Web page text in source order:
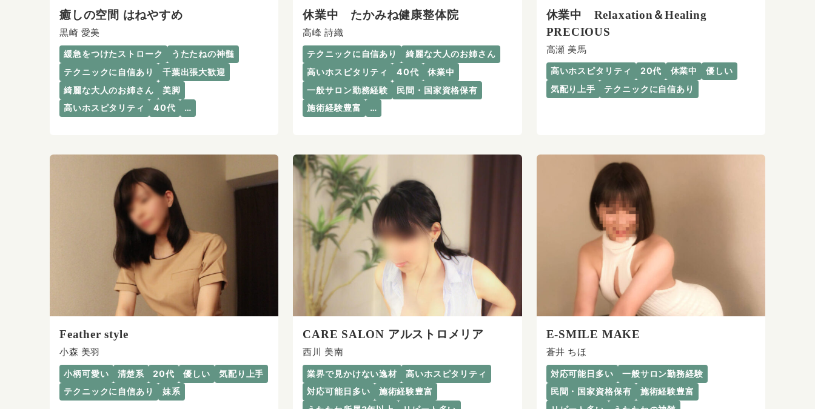
癒しの空間 はねやすめ
黒崎 愛美
緩急をつけたストローク
うたたねの神髄
テクニックに自信あり
千葉出張大歓迎
綺麗な大人のお姉さん
美脚
高いホスピタリティ
40代 …
休業中 たかみね健康整体院
高峰 詩織
テクニックに自信あり
綺麗な大人のお姉さん
高いホスピタリティ
40代
休業中
一般サロン勤務経験
民間・国家資格保有
施術経験豊富
…
休業中 Relaxation＆Healing
PRECIOUS
高瀬 美馬
高いホスピタリティ 20代 休業中
優しい
気配り上手
テクニックに自信あり
Feather style
小森 美羽
小柄可愛い 清楚系 20代 優しい
気配り上手
テクニックに自信あり
妹系
CARE SALON アルストロメリア
西川 美南
業界で見かけない逸材
高いホスピタリティ
対応可能日多い
施術経験豊富
E-SMILE MAKE
蒼井 ちほ
対応可能日多い
一般サロン勤務経験
民間・国家資格保有
施術経験豊富